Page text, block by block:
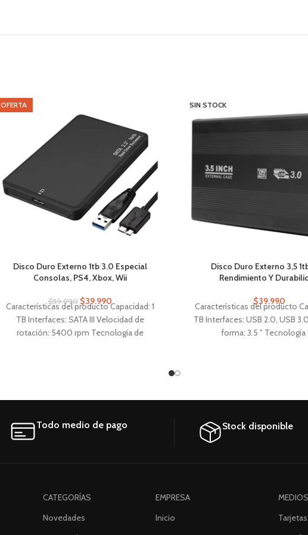
OFERTA
Disco Duro Externo 1tb 3.0 Especial
Consolas, PS4, Xbox, Wii
$59.990 $39.990
Características del producto Capacidad: 1
TB Interfaces: SATA III Velocidad de
rotación: 5400 rpm Tecnología de
SIN STOCK
Disco Duro Externo 3,5
Rendimiento Y
$39.990
Características del producto
TB Interfaces: USB 2.0, USB
forma: 3.5 " Tecnología
Todo medio de pago Stock disponible
CATEGORÍAS
Novedades
EMPRESA
Inicio